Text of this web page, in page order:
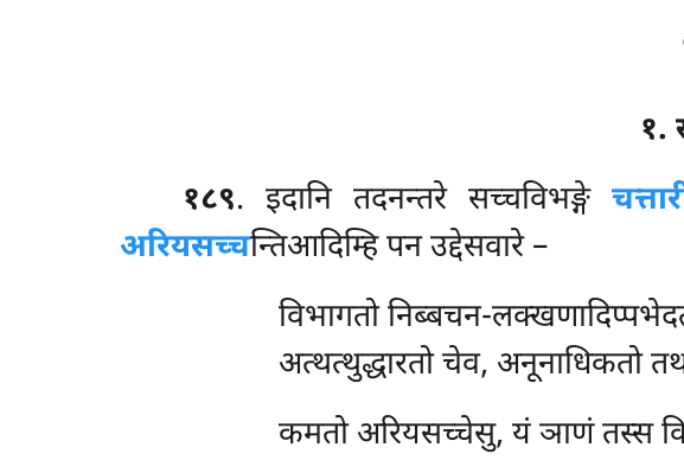
१.
१८९. इदानितदनन्तरे सच्चविभङ्गे
अरियसच्चन्तिआदिम्हि पन उद्देसवारे –
विभागतो निब्बचन-
अत्थत्थुद्धारतो चेव, अनूनाधिकतो
कमतो अरियसच्चेसु, यं ञाणं तस्स